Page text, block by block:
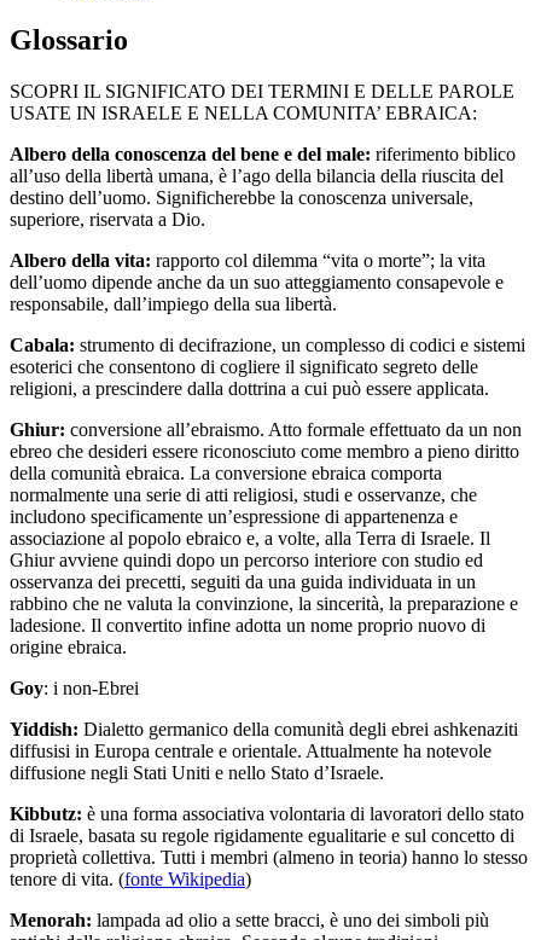
Glossario
SCOPRI IL SIGNIFICATO DEI TERMINI E DELLE PAROLE
USATE IN ISRAELE E NELLA COMUNITA’ EBRAICA:
Albero della conoscenza del bene e del male: riferimento biblico
all’uso della libertà umana, è l’ago della bilancia della riuscita del
destino dell’uomo. Significherebbe la conoscenza universale,
superiore, riservata a Dio.
Albero della vita: rapporto col dilemma “vita o morte”; la vita
dell’uomo dipende anche da un suo atteggiamento consapevole e
responsabile, dall’impiego della sua libertà.
Cabala: strumento di decifrazione, un complesso di codici e sistemi
esoterici che consentono di cogliere il significato segreto delle
religioni, a prescindere dalla dottrina a cui può essere applicata.
Ghiur: conversione all’ebraismo. Atto formale effettuato da un non
ebreo che desideri essere riconosciuto come membro a pieno diritto
della comunità ebraica. La conversione ebraica comporta
normalmente una serie di atti religiosi, studi e osservanze, che
includono specificamente un’espressione di appartenenza e
associazione al popolo ebraico e, a volte, alla Terra di Israele. Il
Ghiur avviene quindi dopo un percorso interiore con studio ed
osservanza dei precetti, seguiti da una guida individuata in un
rabbino che ne valuta la convinzione, la sincerità, la preparazione e
ladesione. Il convertito infine adotta un nome proprio nuovo di
origine ebraica.
Goy: i non-Ebrei
Yiddish: Dialetto germanico della comunità degli ebrei ashkenaziti
diffusisi in Europa centrale e orientale. Attualmente ha notevole
diffusione negli Stati Uniti e nello Stato d’Israele.
Kibbutz: è una forma associativa volontaria di lavoratori dello stato
di Israele, basata su regole rigidamente egualitarie e sul concetto di
proprietà collettiva. Tutti i membri (almeno in teoria) hanno lo stesso
tenore di vita. (fonte Wikipedia)
Menorah: lampada ad olio a sette bracci, è uno dei simboli più